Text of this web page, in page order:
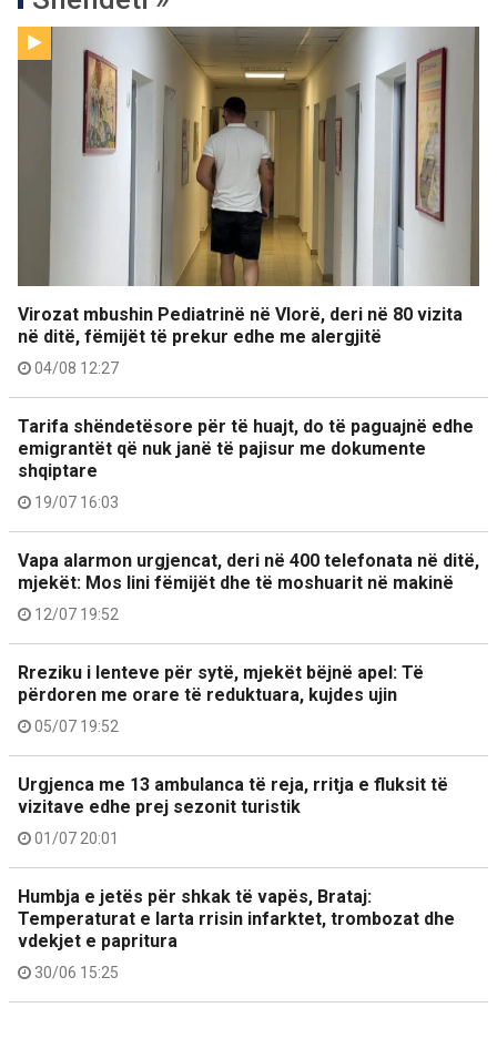
Virozat mbushin Pediatrinë në Vlorë, deri në 80 vizita
në ditë, fëmijët të prekur edhe me alergjitë
04/08 12:27
Tarifa shëndetësore për të huajt, do të paguajnë edhe
emigrantët që nuk janë të pajisur me dokumente
shqiptare
19/07 16:03
Vapa alarmon urgjencat, deri në 400 telefonata në ditë,
mjekët: Mos lini fëmijët dhe të moshuarit në makinë
12/07 19:52
Rreziku i lenteve për sytë, mjekët bëjnë apel: Të
përdoren me orare të reduktuara, kujdes ujin
05/07 19:52
Urgjenca me 13 ambulanca të reja, rritja e fluksit të
vizitave edhe prej sezonit turistik
01/07 20:01
Humbja e jetës për shkak të vapës, Brataj:
Temperaturat e larta rrisin infarktet, trombozat dhe
vdekjet e papritura
30/06 15:25